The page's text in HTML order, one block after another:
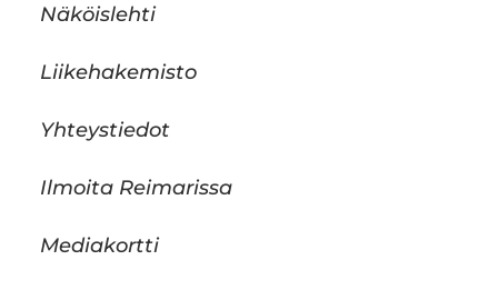
Näköislehti
Liikehakemisto
Yhteystiedot
Ilmoita Reimarissa
Mediakortti